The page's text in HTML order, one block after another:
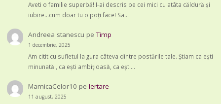
Aveti o familie superbă! I-ai descris pe cei mici cu atâta căldură și
iubire...cum doar tu o poți face! Sa…
Andreea stanescu peTimp
1 decembrie, 2025
Am citit cu sufletul la gura câteva dintre postările tale. Știam ca ești
minunată , ca ești ambițioasă, ca ești…
MamicaCelor10 peIertare
11 august, 2025